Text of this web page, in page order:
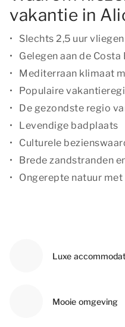
vakantie in
Slechts 2,5 uur
Gelegen aan de Costa
Mediterraan klimaat
Populaire
De gezondste regio
Levendige badplaats
Culturele
Brede zandstranden
Ongerepte natuur
Luxe
Mooie omgeving